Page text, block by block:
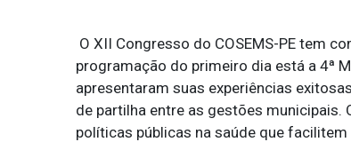
O XII Congresso do COSEMS-PE tem
programação do primeiro dia está a 4ª
apresentaram suas experiências
de partilha entre as gestões municipais.
políticas públicas na saúde que